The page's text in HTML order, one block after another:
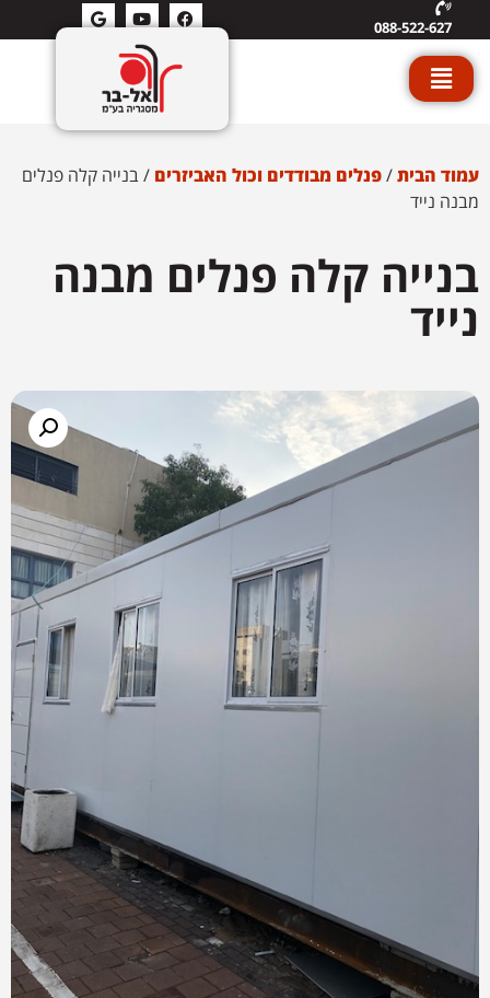
088-522-627
עמוד הבית/פנלים מבודדים וכול האביזרים / בנייה קלה פנלים
מבנה נייד
בנייה קלה פנלים מבנה
נייד